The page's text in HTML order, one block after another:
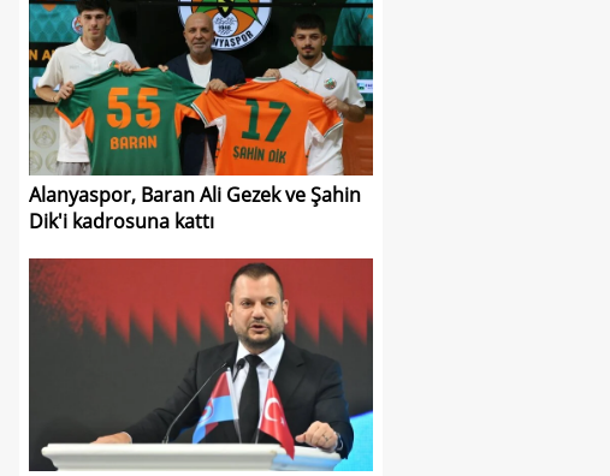
Alanyaspor, Baran Ali Gezek ve Şahin
Dik'i kadrosuna kattı